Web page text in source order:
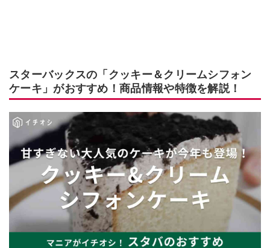
スターバックスの「クッキー＆クリームシフォン
ケーキ」がおすすめ！商品情報や特徴を解説！